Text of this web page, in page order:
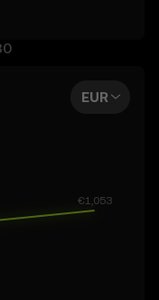
innen slutten av
til DAI, enten
egen prognose for
seg opp mot dette.
så gå til
EUR